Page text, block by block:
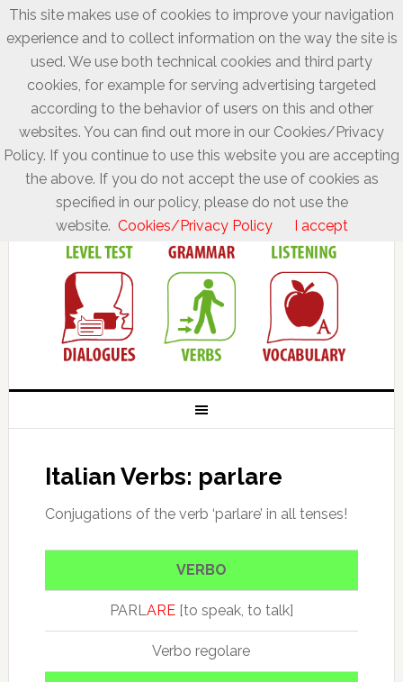
Italian Verbs: parlare
Conjugations of the verb ‘parlare’ in all tenses!
VERBO
PARLARE[to speak, to talk]
Verbo regolare
This site makes use of cookies to improve your navigation
experience and to collect information on the way the site is
used. We use both technical cookies and third party
cookies, for example for serving advertising targeted
according to the behavior of users on this and other
websites. You can find out more in our Cookies/Privacy
Policy. If you continue to use this website you are accepting
the above. If you do not accept the use of cookies as
specified in our policy, please do not use the
website. Cookies/Privacy Policy I accept